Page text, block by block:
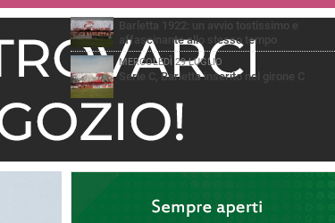
VENERDÌ 31 LUGLIO
Barletta 1922: un avvio tostissimo e
affascinante allo stesso tempo
MERCOLEDÌ 29 LUGLIO
Serie C, Barletta inserito nel girone C